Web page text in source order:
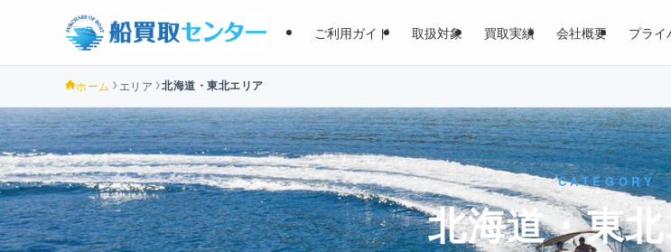
ご利用ガイド 取扱対象 買取実績 会社概要 プライ
ホーム エリア 北海道・東北エリア
CATEGORY
北海道・東